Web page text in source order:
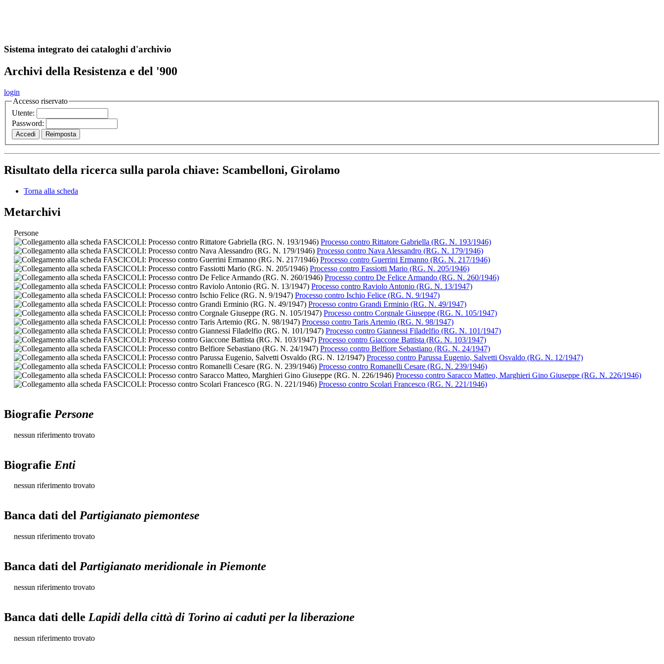
Sistema integrato dei cataloghi d'archivio
Archivi della Resistenza e del '900
login
Accesso riservato
Utente:
Password:
Risultato della ricerca sulla parola chiave: Scambelloni, Girolamo
Torna alla scheda
Metarchivi
Persone
Processo contro Rittatore Gabriella (RG. N. 193/1946)
Processo contro Nava Alessandro (RG. N. 179/1946)
Processo contro Guerrini Ermanno (RG. N. 217/1946)
Processo contro Fassiotti Mario (RG. N. 205/1946)
Processo contro De Felice Armando (RG. N. 260/1946)
Processo contro Raviolo Antonio (RG. N. 13/1947)
Processo contro Ischio Felice (RG. N. 9/1947)
Processo contro Grandi Erminio (RG. N. 49/1947)
Processo contro Corgnale Giuseppe (RG. N. 105/1947)
Processo contro Taris Artemio (RG. N. 98/1947)
Processo contro Giannessi Filadelfio (RG. N. 101/1947)
Processo contro Giaccone Battista (RG. N. 103/1947)
Processo contro Belfiore Sebastiano (RG. N. 24/1947)
Processo contro Parussa Eugenio, Salvetti Osvaldo (RG. N. 12/1947)
Processo contro Romanelli Cesare (RG. N. 239/1946)
Processo contro Saracco Matteo, Marghieri Gino Giuseppe (RG. N. 226/1946)
Processo contro Scolari Francesco (RG. N. 221/1946)
Biografie Persone
nessun riferimento trovato
Biografie Enti
nessun riferimento trovato
Banca dati del Partigianato piemontese
nessun riferimento trovato
Banca dati del Partigianato meridionale in Piemonte
nessun riferimento trovato
Banca dati delle Lapidi della città di Torino ai caduti per la liberazione
nessun riferimento trovato